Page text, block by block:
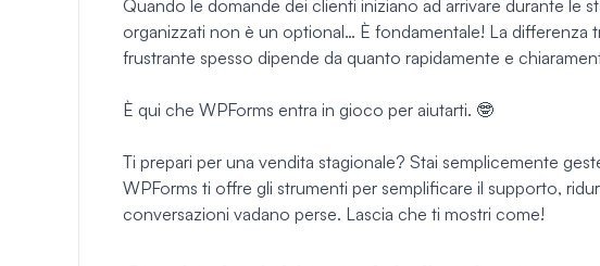
Quando le domande dei clienti iniziano ad arrivare durante le
organizzati non è un optional… È fondamentale! La differenza
frustrante spesso dipende da quanto rapidamente e
È qui che WPForms entra in gioco per aiutarti. 🤓
Ti prepari per una vendita stagionale? Stai semplicemente
WPForms ti offre gli strumenti per semplificare il supporto,
conversazioni vadano perse. Lascia che ti mostri come!